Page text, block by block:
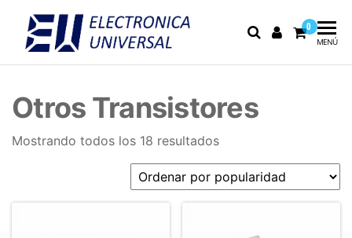
Electrónica
Universal
Electrónica
medición
0
MENÚ
Otros Transistores
Mostrando todos los 18 resultados